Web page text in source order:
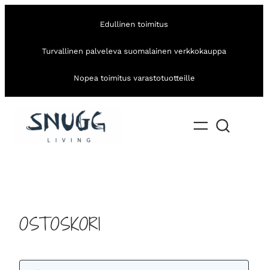
Edullinen toimitus
Turvallinen palveleva suomalainen verkkokauppa
Nopea toimitus varastotuotteille
OSTOSKORI